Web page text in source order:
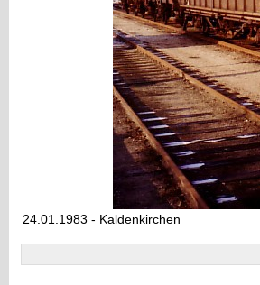
24.01.1983 - Kaldenkirchen